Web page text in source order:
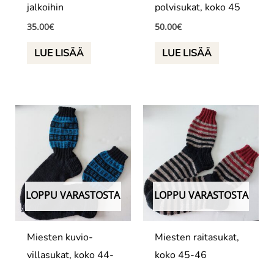
jalkoihin
35.00€
LUE LISÄÄ
polvisukat, koko 45
50.00€
LUE LISÄÄ
LOPPU VARASTOSTA
Miesten kuvio-
villasukat, koko 44-
LOPPU VARASTOSTA
Miesten raitasukat,
koko 45-46